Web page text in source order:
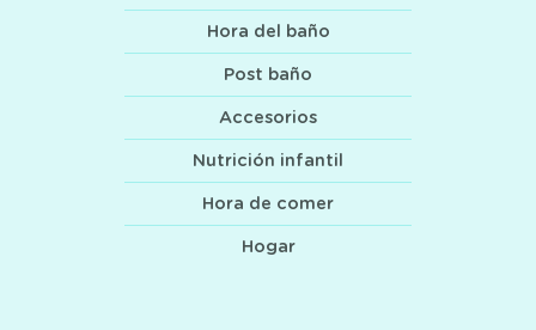
Hora del baño
Post baño
Accesorios
Nutrición infantil
Hora de comer
Hogar